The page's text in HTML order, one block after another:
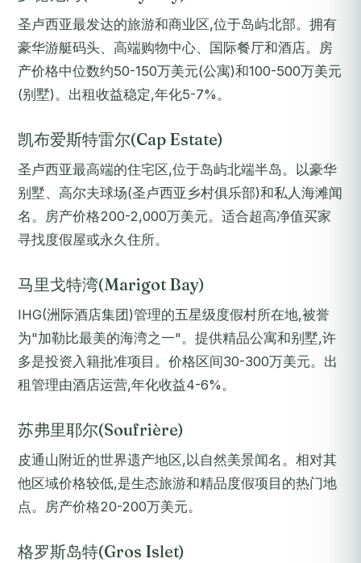
圣卢西亚最发达的旅游和商业区,位于岛屿北部。拥有
豪华游艇码头、高端购物中心、国际餐厅和酒店。房
产价格中位数约50-150万美元(公寓)和100-500万美元
(别墅)。出租收益稳定,年化5-7%。
凯布爱斯特雷尔(Cap Estate)
圣卢西亚最高端的住宅区,位于岛屿北端半岛。以豪华
别墅、高尔夫球场(圣卢西亚乡村俱乐部)和私人海滩闻
名。房产价格200-2,000万美元。适合超高净值买家
寻找度假屋或永久住所。
马里戈特湾(Marigot Bay)
IHG(洲际酒店集团)管理的五星级度假村所在地,被誉
为"加勒比最美的海湾之一"。提供精品公寓和别墅,许
多是投资入籍批准项目。价格区间30-300万美元。出
租管理由酒店运营,年化收益4-6%。
苏弗里耶尔(Soufrière)
皮通山附近的世界遗产地区,以自然美景闻名。相对其
他区域价格较低,是生态旅游和精品度假项目的热门地
点。房产价格20-200万美元。
格罗斯岛特(Gros Islet)